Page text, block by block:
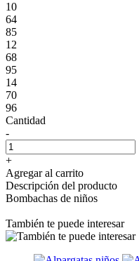
10
64
85
12
68
95
14
70
96
Cantidad
-
+
Agregar al carrito
Descripción del producto
Bombachas de niños
También te puede interesar